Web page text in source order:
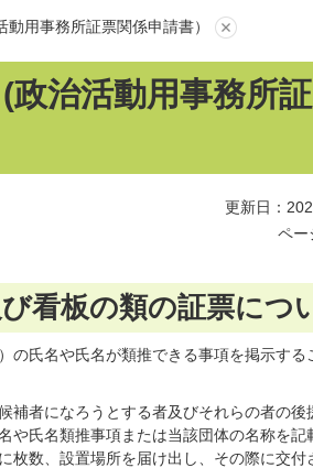
用事務所証票関係申請書）
治活動用事務所
更新日：
ペー
看板の類の証票につ
氏名や氏名が類推できる事項を掲示する
補者になろうとする者及びそれらの者の後
や氏名類推事項または当該団体の名称を記
枚数、設置場所を届け出し、その際に交付